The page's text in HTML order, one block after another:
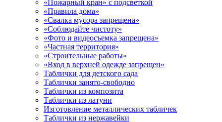
«Пожарный кран» с подсветкой
«Правила дома»
«Свалка мусора запрещена»
«Соблюдайте чистоту»
«Фото и видеосъемка запрещена»
«Частная территория»
«Строительные работы»
«Вход в верхней одежде запрещен»
Таблички для детского сада
Таблички занято-свободно
Таблички из композита
Таблички из латуни
Изготовление металлических табличек
Таблички из нержавейки